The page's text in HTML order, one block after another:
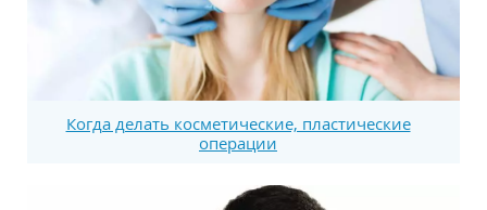
Когда делать косметические, пластические
операции